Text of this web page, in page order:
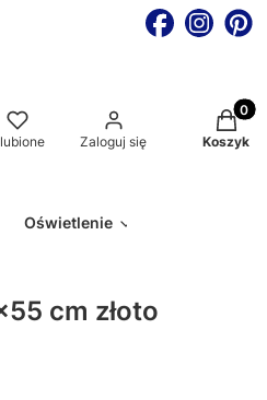
Zaloguj się Koszyk
Oświetlenie
cm złoto